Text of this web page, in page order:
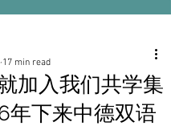
加入我们共学集
年下来中德双语
17 min read